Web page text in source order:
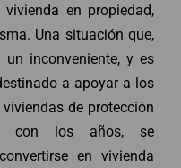
en propiedad,
Una situación que,
inconveniente, y es
a apoyar a los
de protección
con los años, se
en vivienda